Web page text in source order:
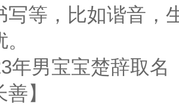
写等，比如谐音，
男宝宝楚辞取名
】